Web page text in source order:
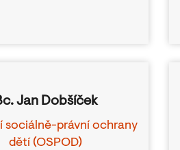
Jan Dobšíček
sociálně-právní ochrany
dětí (OSPOD)